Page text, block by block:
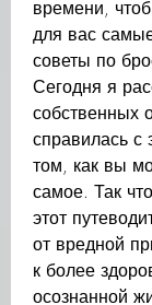
времени,
для вас
советы по
Сегодня я
собственных
справилась с
том, как вы
самое. Так
этот
от вредной
к более
осознанной